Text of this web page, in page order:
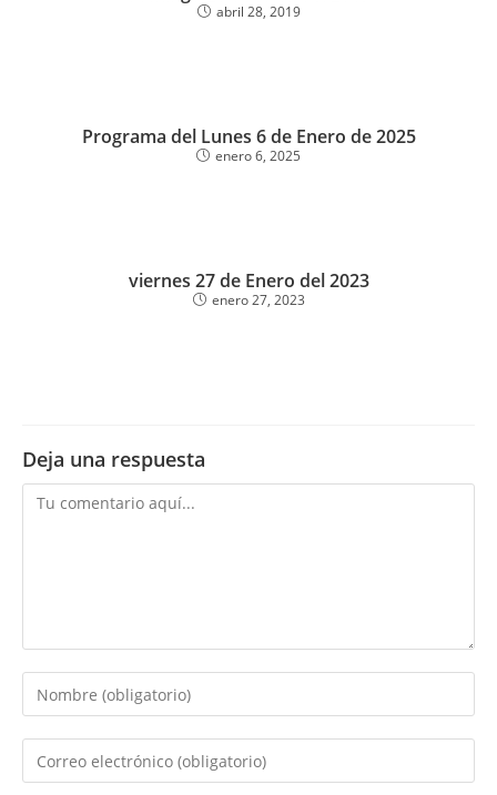
abril 28, 2019
Programa del Lunes 6 de Enero de 2025
enero 6, 2025
viernes 27 de Enero del 2023
enero 27, 2023
Deja una respuesta
Comentario
Introduce
tu
nombre
Introduce
tu